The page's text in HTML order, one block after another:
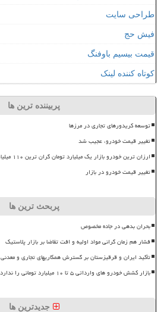
طراحی سایت
فیش حج
قیمت بیسیم باوفنگ
کوتاه کننده لینک
پربیننده ترین ها
توسعه کریدورهای تجاری در مرزها
تغییر قیمت خودرو، عجیب شد
ارزان ترین خودرو بازار یک میلیارد تومان گران ترین ۱۱۰ میلیارد تومان
تغییر قیمت خودرو در بازار
پربحث ترین ها
بحران بدهی در جاده مخصوص
فشار هم زمان گرانی مواد اولیه و افت تقاضا بر بازار پلاستیک
تأکید ایران و قرقیزستان بر گسترش همکاریهای تجاری و معدنی
بازار کشش خودرو های وارداتی ۵ تا ۱۰ میلیارد تومانی را ندارد
جدیدترین ها